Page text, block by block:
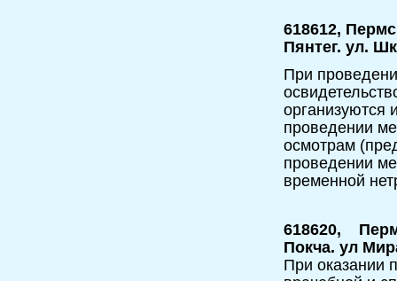
618612,
Пянтег. ул.
При
организуются
проведении
осмотрам
проведении
временной
618620,
Покча. ул
При оказании